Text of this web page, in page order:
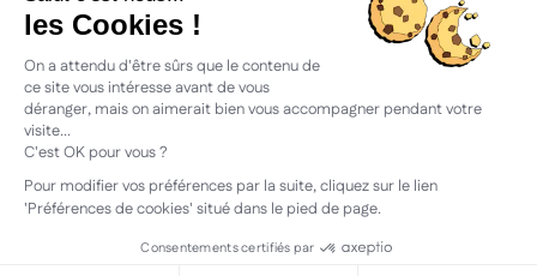
2026 Beedeez. Tous droits réservés.
Mentions légales
Beedeez, c’est une start-up fondée en 2015 par quatre férus
d’apprentissage : Morgan, Rémi, Quentin, Julien, avec une
vision simple : faciliter l'apprentissage et la transmission des
connaissances.